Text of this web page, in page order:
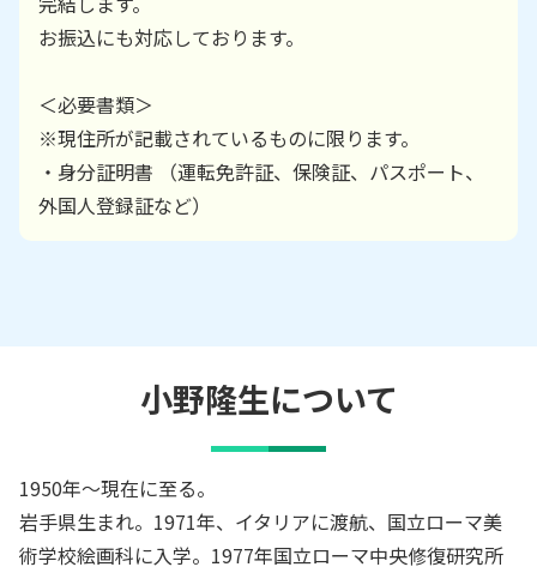
お振込にも対応しております。
＜必要書類＞
※現住所が記載されているものに限ります。
・身分証明書 （運転免許証、保険証、パスポート、
外国人登録証など）
小野隆生について
1950年～現在に至る。
岩手県生まれ。1971年、イタリアに渡航、国立ローマ美
術学校絵画科に入学。1977年国立ローマ中央修復研究所